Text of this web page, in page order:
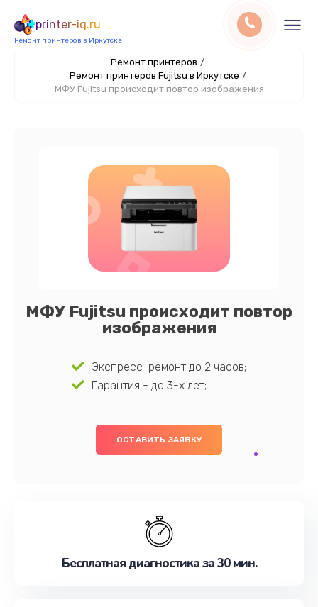
printer-iq.ru
Ремонт принтеров в Иркутске
Ремонт принтеров /
Ремонт принтеров Fujitsu в Иркутске /
МФУ Fujitsu происходит повтор изображения
МФУ Fujitsu происходит повтор
изображения
Экспресс-ремонт до 2 часов;
Гарантия - до 3-х лет;
ОСТАВИТЬ ЗАЯВКУ
Бесплатная диагностика за 30 мин.